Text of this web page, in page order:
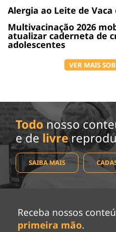
Alergia ao Leite de
Multivacinação 2026
atualizar caderneta de
adolescentes
VER MAIS
Todo nosso
e de livre
SAIBA MAIS
Receba nossos
primeira mão.